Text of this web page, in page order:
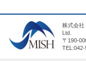
株式会社
Ltd.
〒190-